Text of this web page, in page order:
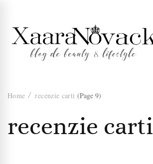
Xaara
Novack
Home recenzie carti (Page 9)
recenzie carti